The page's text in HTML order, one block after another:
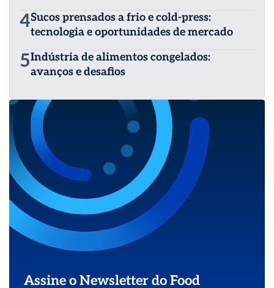
4Sucos prensados a frio e cold-press:
tecnologia e oportunidades de mercado
5Indústria de alimentos congelados:
avanços e desafios
Assine o Newsletter do Food